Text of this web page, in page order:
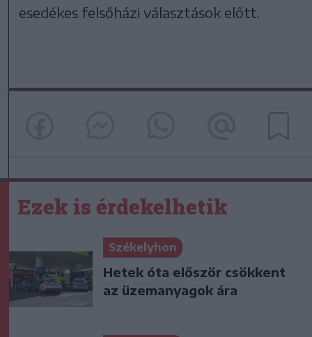
esedékes felsőházi választások előtt.
Ezek is érdekelhetik
Székelyhon
Hetek óta először csökkent
az üzemanyagok ára